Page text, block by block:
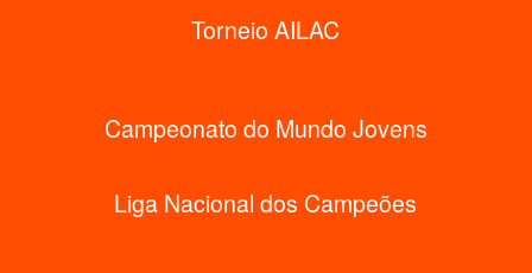
Torneio AILAC
Campeonato do Mundo Jovens
Liga Nacional dos Campeões